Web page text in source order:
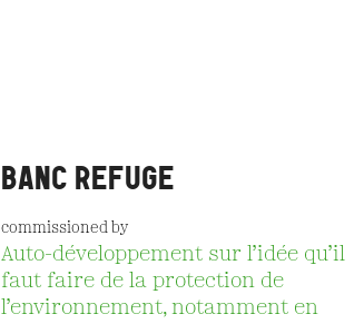
BANC REFUGE
commissioned by
Auto-développement sur l’idée qu’il
faut faire de la protection de
l’environnement, notamment en